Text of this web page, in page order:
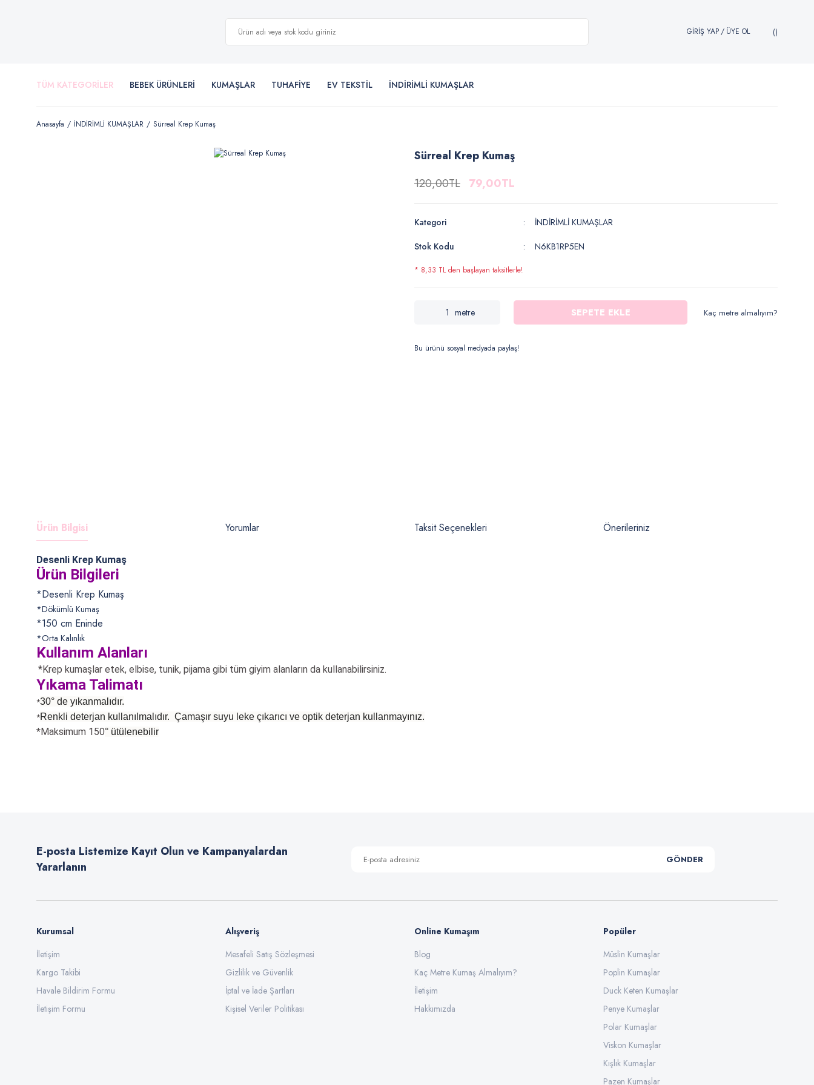
GİRİŞ YAP/ ÜYE OL
TÜM KATEGORİLER BEBEK ÜRÜNLERİ KUMAŞLAR TUHAFİYE EV TEKSTİL İNDİRİMLİ KUMAŞLAR
Anasayfa İNDİRİMLİ KUMAŞLAR Sürreal Krep Kumaş
Sürreal Krep Kumaş
120,00TL 79,00TL
Kategori
İNDİRİMLİ KUMAŞLAR
Stok Kodu
N6KB1RP5EN
* 8,33 TL den başlayan taksitlerle!
metre SEPETE EKLE Kaç metre almalıyım?
Bu ürünü sosyal medyada paylaş!
Ürün Bilgisi Yorumlar Taksit Seçenekleri Önerileriniz
Desenli Krep Kumaş
Ürün Bilgileri
*Desenli Krep Kumaş
*Dökümlü Kumaş
*150 cm Eninde
*Orta Kalınlık
Kullanım Alanları
*Krep kumaşlar etek, elbise, tunik, pijama gibi tüm giyim alanların da kullanabilirsiniz.
Yıkama Talimatı
*30° de yıkanmalıdır.
*Renkli deterjan kullanılmalıdır. Çamaşır suyu leke çıkarıcı ve optik deterjan kullanmayınız.
*Maksimum 150° ütülenebilir
Ürün bilgilerinde hatalar bulunuyor.
Ürün fiyatı diğer sitelerden daha pahalı.
Gönder
E-posta Listemize Kayıt Olun ve Kampanyalardan
Yararlanın
GÖNDER
Kurumsal
İletişim
Kargo Takibi
Havale Bildirim Formu
İletişim Formu
Alışveriş
Mesafeli Satış Sözleşmesi
Gizlilik ve Güvenlik
İptal ve İade Şartları
Kişisel Veriler Politikası
Online Kumaşım
Blog
Kaç Metre Kumaş Almalıyım?
İletişim
Hakkımızda
Popüler
Müslin Kumaşlar
Poplin Kumaşlar
Duck Keten Kumaşlar
Penye Kumaşlar
Polar Kumaşlar
Viskon Kumaşlar
Kışlık Kumaşlar
Pazen Kumaşlar